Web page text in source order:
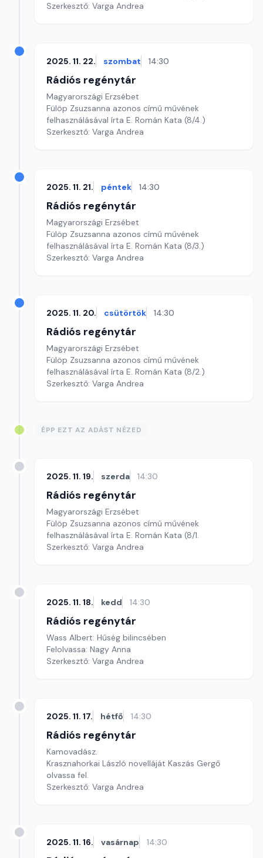
Szerkesztő: Varga Andrea
2025. 11. 22. szombat 14:30
Rádiós regénytár
Magyarországi Erzsébet
Fülöp Zsuzsanna azonos című művének
felhasználásával írta E. Román Kata (8/4.)
Szerkesztő: Varga Andrea
2025. 11. 21. péntek 14:30
Rádiós regénytár
Magyarországi Erzsébet
Fülöp Zsuzsanna azonos című művének
felhasználásával írta E. Román Kata (8/3.)
Szerkesztő: Varga Andrea
2025. 11. 20. csütörtök 14:30
Rádiós regénytár
Magyarországi Erzsébet
Fülöp Zsuzsanna azonos című művének
felhasználásával írta E. Román Kata (8/2.)
Szerkesztő: Varga Andrea
ÉPP EZT AZ ADÁST NÉZED
2025. 11. 19. szerda 14:30
Rádiós regénytár
Magyarországi Erzsébet
Fülöp Zsuzsanna azonos című művének
felhasználásával írta E. Román Kata (8/1.
Szerkesztő: Varga Andrea
2025. 11. 18. kedd 14:30
Rádiós regénytár
Wass Albert: Hűség bilincsében
Felolvassa: Nagy Anna
Szerkesztő: Varga Andrea
2025. 11. 17. hétfő 14:30
Rádiós regénytár
Kamovadász.
Krasznahorkai László novelláját Kaszás Gergő
olvassa fel.
Szerkesztő: Varga Andrea
2025. 11. 16. vasárnap 14:30